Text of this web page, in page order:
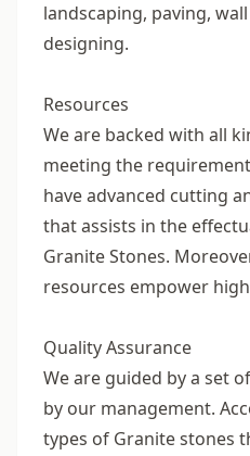
landscaping, paving,
designing.
Resources
We are backed with all
meeting the
have advanced cutting
that assists in the
Granite Stones.
resources empower
Quality Assurance
We are guided by a set
by our management.
types of Granite stones